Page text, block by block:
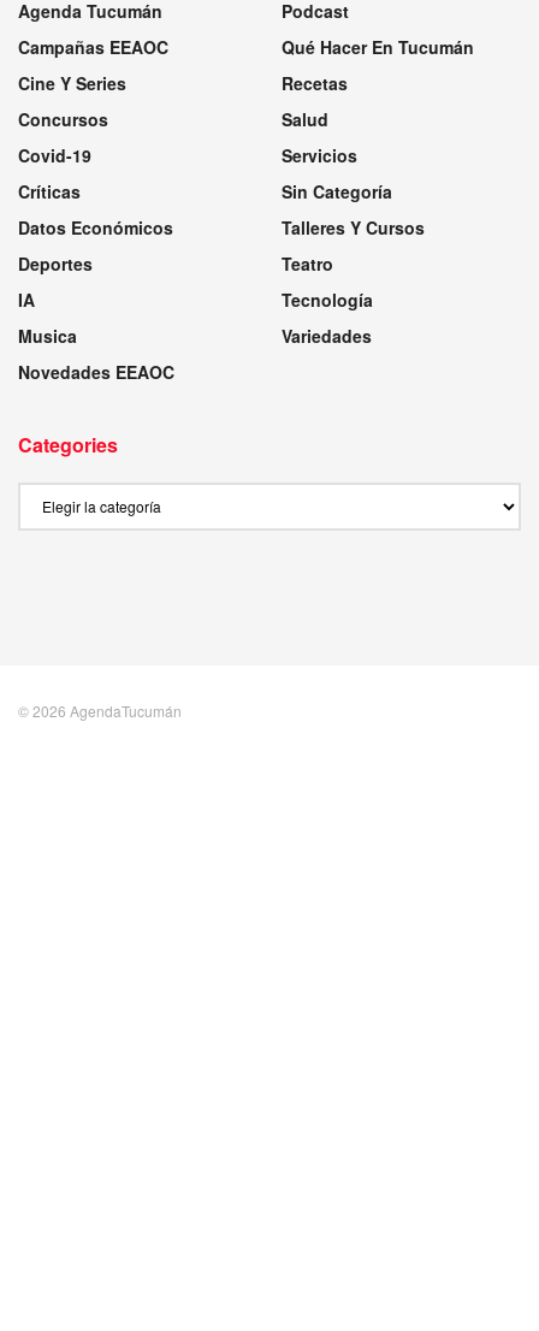
Agenda Tucumán
Campañas EEAOC
Cine Y Series
Concursos
Covid-19
Críticas
Datos Económicos
Deportes
IA
Musica
Novedades EEAOC
Podcast
Qué Hacer En Tucumán
Recetas
Salud
Servicios
Sin Categoría
Talleres Y Cursos
Teatro
Tecnología
Variedades
Categories
© 2026 AgendaTucumán